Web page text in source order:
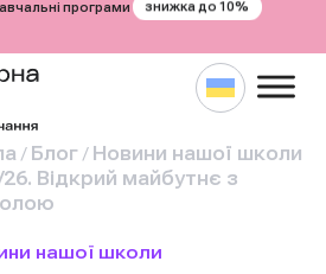
програми знижка до 10%
/ Блог / Новини нашої школи
Відкрий майбутнє з
нашої школи